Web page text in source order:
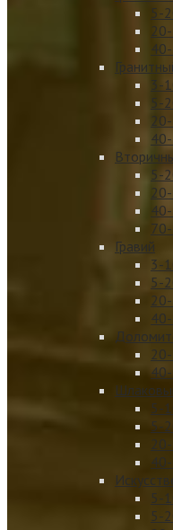
5-
3-
5-
5-
Гравий
3-
5-
5-
5-
5-
5-